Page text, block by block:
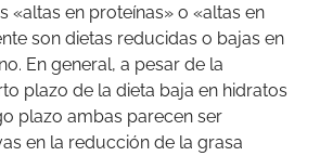
«altas en proteínas» o «altas en
son dietas reducidas o bajas en
En general, a pesar de la
plazo de la dieta baja en hidratos
plazo ambas parecen ser
en la reducción de la grasa